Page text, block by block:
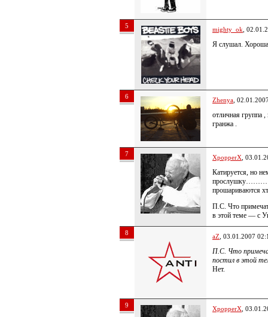
5 mighty_ok ,
Я слушал.
6 Zhenya ,
отличная группа
гранжа .
7 XpopperX ,
Катируется, но
прошариваются
П.С. Что
в этой теме — с
8 aZ , 03.01.2007
П.С. Что
постил в этой
Нет.
9 XpopperX ,